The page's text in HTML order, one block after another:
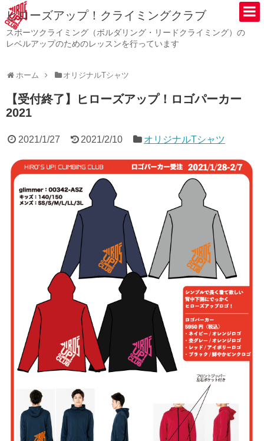
ヒローズアップ！クライミングクラブ
スポーツクライミング（ボルダリング・リードクライミング）の
レベルアップのためのレッスンを行っています
ホーム オリジナルTシャツ
【受付終了】ヒローズアップ！ロゴパーカー
2021
2021/1/27 2021/2/10 オリジナルTシャツ